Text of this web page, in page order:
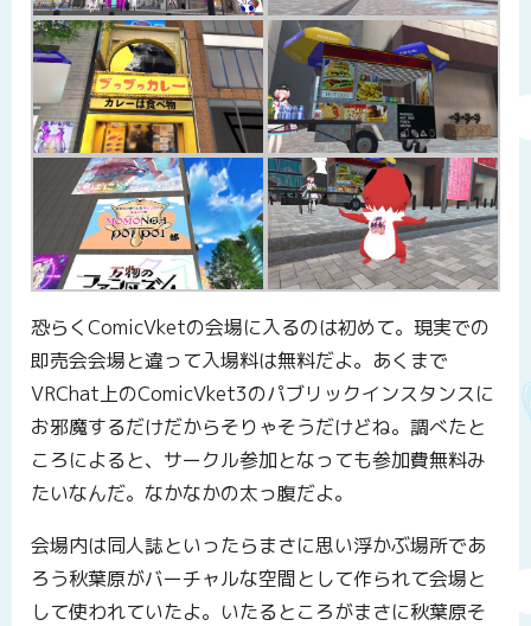
恐らくComicVketの会場に入るのは初めて。現実での
即売会会場と違って入場料は無料だよ。あくまで
VRChat上のComicVket3のパブリックインスタンスに
お邪魔するだけだからそりゃそうだけどね。調べたと
ころによると、サークル参加となっても参加費無料み
たいなんだ。なかなかの太っ腹だよ。
会場内は同人誌といったらまさに思い浮かぶ場所であ
ろう秋葉原がバーチャルな空間として作られて会場と
して使われていたよ。いたるところがまさに秋葉原そ